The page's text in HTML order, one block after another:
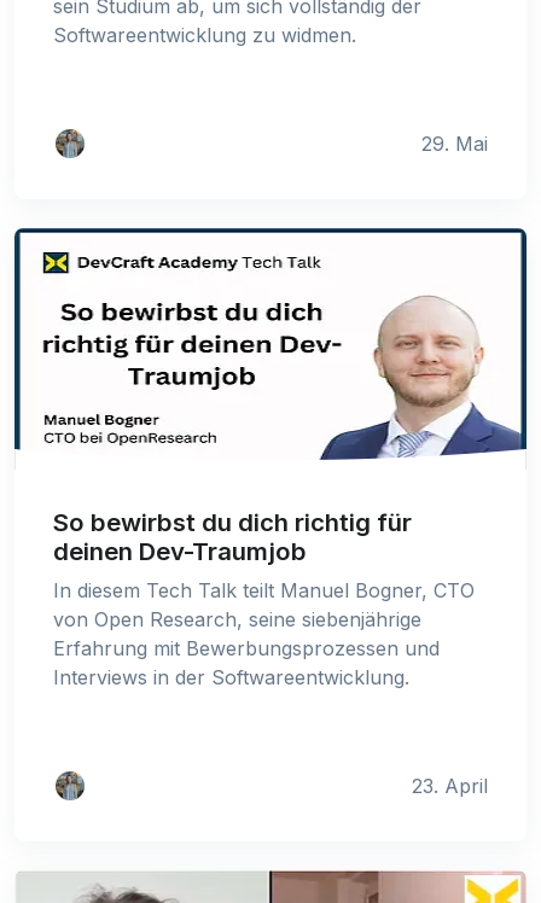
sein Studium ab, um sich vollständig der
Softwareentwicklung zu widmen.
29. Mai
So bewirbst du dich richtig für
deinen Dev-Traumjob
In diesem Tech Talk teilt Manuel Bogner, CTO
von Open Research, seine siebenjährige
Erfahrung mit Bewerbungsprozessen und
Interviews in der Softwareentwicklung.
23. April